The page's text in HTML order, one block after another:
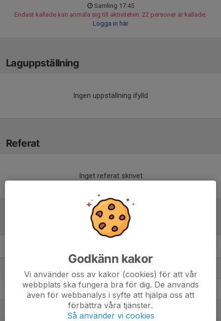
Samling 17:45
Endast kallade kan anmäla sig till aktiviteten. 22 personer är kallade.
Logga in här
Laguppställning
Ingen uppställning ifylld
Referat
Inget referat skrivet
2. Edsbyns IF FF 10 15
9
Godkänn kakor
Vi använder oss av kakor (cookies) för att vår
webbplats ska fungera bra för dig. De används
även för webbanalys i syfte att hjälpa oss att
förbättra våra tjänster.
Så använder vi cookies